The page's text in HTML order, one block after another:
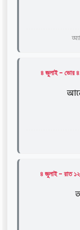
৪ জুলাই - ভোর
৪ জুলাই - রাত